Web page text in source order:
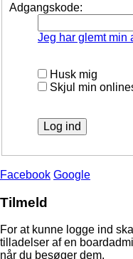
Adgangskode:
Jeg har glemt min
Husk mig
Skjul min
Facebook Google
Tilmeld
For at kunne logge ind
tilladelser af en
når du besøger dem.